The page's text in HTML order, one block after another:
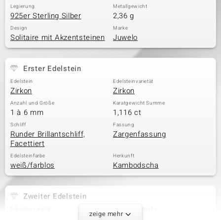
Legierung
925er Sterling Silber
Metallgewicht
2,36 g
Design
Solitaire mit Akzentsteinen
Marke
Juwelo
Erster Edelstein
Edelstein
Zirkon
Edelsteinvarietät
Zirkon
Anzahl und Größe
1 à 6 mm
Karatgewicht Summe
1,116 ct
Schliff
Runder Brillantschliff,
Facettiert
Fassung
Zargenfassung
Edelsteinfarbe
weiß/farblos
Herkunft
Kambodscha
Zweiter Edelstein
zeige mehr